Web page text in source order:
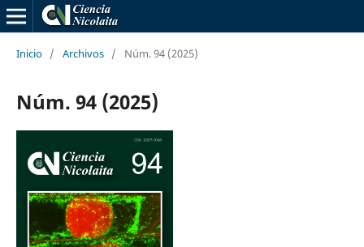
Inicio / Archivos / Núm. 94 (2025)
Núm. 94 (2025)